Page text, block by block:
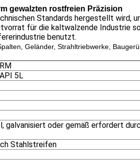
gewalzten rostfreien Präzision
Standards hergestellt wird,
für die kaltwalzende Industrie
benutzt.
Geländer, Strahltriebwerke,
5L
galvanisiert oder gemäß erfordert
Stahlstreifen